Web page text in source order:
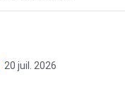
20 juil. 2026